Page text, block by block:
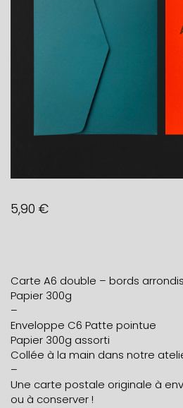
5,90 €
Carte A6 double – bords arrondis
Papier 300g
–
Enveloppe C6 Patte pointue
Papier 300g assorti
Collée à la main dans notre
–
Une carte postale originale à
ou à conserver !